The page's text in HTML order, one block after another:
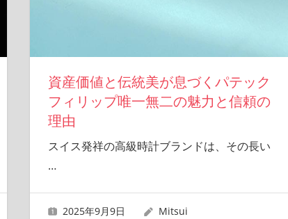
資産価値と伝統美が息づくパテック
フィリップ唯一無二の魅力と信頼の
理由
スイス発祥の高級時計ブランドは、その長い
…
2025年9月9日 Mitsui